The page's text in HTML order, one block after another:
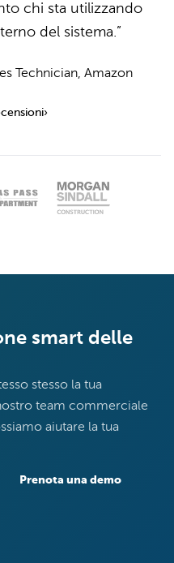
chi sta utilizzando
del sistema.”
Technician, Amazon
›
smart delle
stesso la tua
team commerciale
aiutare la tua
Prenota una demo